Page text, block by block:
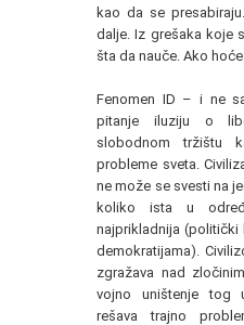
kao da se
dalje. Iz grešaka koje
šta da nauče. Ako
Fenomen ID – i ne
pitanje iluziju o
slobodnom tržištu
probleme sveta.
ne može se svesti na
koliko ista u
najprikladnija (politički
demokratijama).
zgražava nad
vojno uništenje tog
rešava trajno